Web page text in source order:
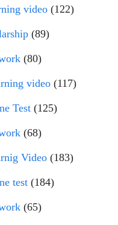
video (122)
(89)
(80)
video (117)
Test (125)
(68)
Video (183)
test (184)
(65)